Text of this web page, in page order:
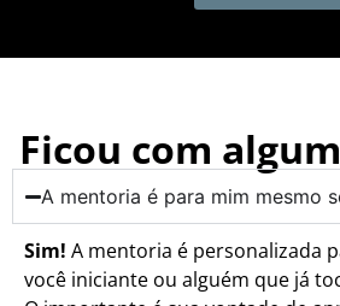
Ficou com
A mentoria é para mim mesmo
Sim! A mentoria é personalizada
você iniciante ou alguém que já